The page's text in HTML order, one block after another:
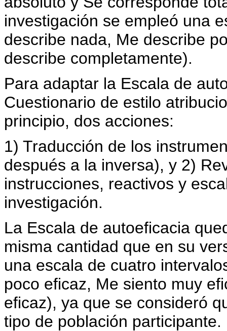
investigación se empleó una
describe nada, Me describe
describe completamente).
Para adaptar la Escala de
Cuestionario de estilo
principio, dos acciones:
1) Traducción de los
después a la inversa), y 2)
instrucciones, reactivos y
investigación.
La Escala de autoeficacia
misma cantidad que en su
una escala de cuatro
poco eficaz, Me siento muy
eficaz), ya que se consideró
tipo de población participante.